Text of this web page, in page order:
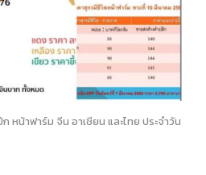
หน้าฟาร์ม จีน อาเชียน และไทย ประจำวัน